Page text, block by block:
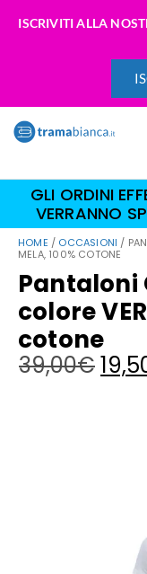
ISCRIVITI ALLA
GLI ORDINI
VERRANNO
HOME / OCCASIONI /
MELA, 100% COTONE
Pantaloni
colore
cotone
39,00€